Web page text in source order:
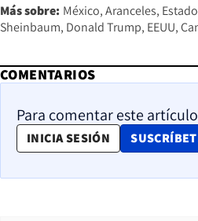
Más sobre: México Aranceles
Sheinbaum Donald Trump EEUU
COMENTARIOS
Para comentar este
INICIA SESIÓN OPENS IN